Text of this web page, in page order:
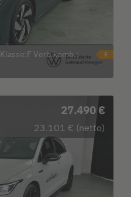
Klasse:F Verb.komb.:
27.490 €
23.101 € (netto)